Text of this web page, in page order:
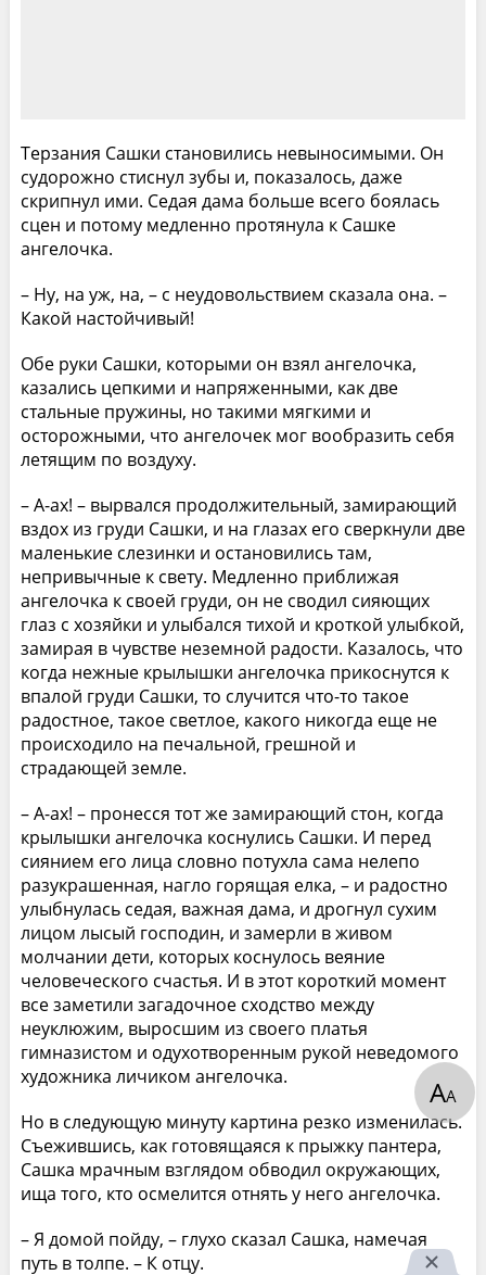
Терзания Сашки становились невыносимыми. Он
судорожно стиснул зубы и, показалось, даже
скрипнул ими. Седая дама больше всего боялась
сцен и потому медленно протянула к Сашке
ангелочка.
– Ну, на уж, на, – с неудовольствием сказала она. –
Какой настойчивый!
Обе руки Сашки, которыми он взял ангелочка,
казались цепкими и напряженными, как две
стальные пружины, но такими мягкими и
осторожными, что ангелочек мог вообразить себя
летящим по воздуху.
– А-ах! – вырвался продолжительный, замирающий
вздох из груди Сашки, и на глазах его сверкнули две
маленькие слезинки и остановились там,
непривычные к свету. Медленно приближая
ангелочка к своей груди, он не сводил сияющих
глаз с хозяйки и улыбался тихой и кроткой улыбкой,
замирая в чувстве неземной радости. Казалось, что
когда нежные крылышки ангелочка прикоснутся к
впалой груди Сашки, то случится что-то такое
радостное, такое светлое, какого никогда еще не
происходило на печальной, грешной и
страдающей земле.
– А-ах! – пронесся тот же замирающий стон, когда
крылышки ангелочка коснулись Сашки. И перед
сиянием его лица словно потухла сама нелепо
разукрашенная, нагло горящая елка, – и радостно
улыбнулась седая, важная дама, и дрогнул сухим
лицом лысый господин, и замерли в живом
молчании дети, которых коснулось веяние
человеческого счастья. И в этот короткий момент
все заметили загадочное сходство между
неуклюжим, выросшим из своего платья
гимназистом и одухотворенным рукой неведомого
художника личиком ангелочка.
Но в следующую минуту картина резко изменилась.
Съежившись, как готовящаяся к прыжку пантера,
Сашка мрачным взглядом обводил окружающих,
ища того, кто осмелится отнять у него ангелочка.
– Я домой пойду, – глухо сказал Сашка, намечая
путь в толпе. – К отцу.
АА